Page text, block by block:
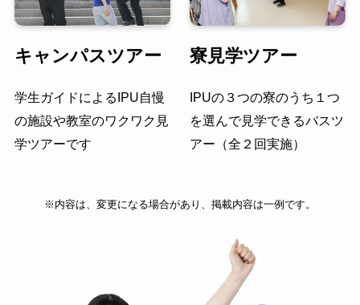
キャンパスツアー
学生ガイドによるIPU自慢
の施設や教室のワクワク見
学ツアーです
寮見学ツアー
IPUの３つの寮のうち１つ
を選んで見学できるバスツ
アー（全２回実施）
※内容は、変更になる場合があり、掲載内容は一例です。